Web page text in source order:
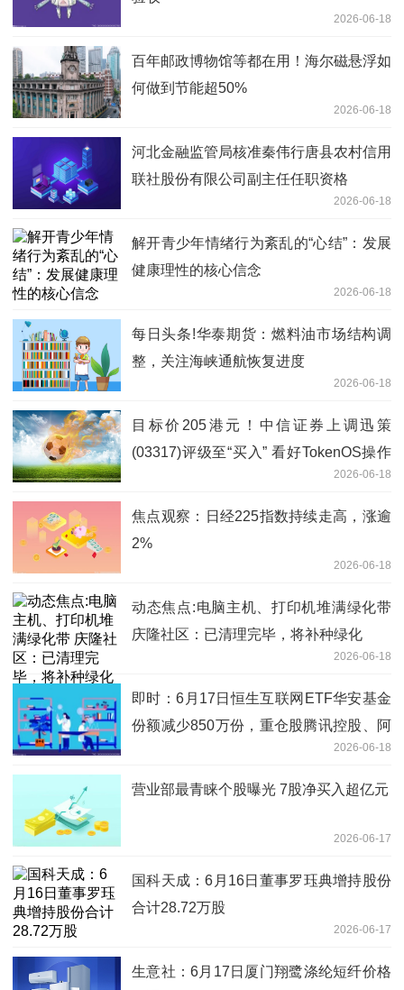
2026-06-18
百年邮政博物馆等都在用！海尔磁悬浮如
何做到节能超50%
2026-06-18
河北金融监管局核准秦伟行唐县农村信用
联社股份有限公司副主任任职资格
2026-06-18
解开青少年情绪行为紊乱的“心结”：发展
健康理性的核心信念
2026-06-18
每日头条!华泰期货：燃料油市场结构调
整，关注海峡通航恢复进度
2026-06-18
目标价205港元！中信证券上调迅策
(03317)评级至“买入” 看好TokenOS操作
2026-06-18
焦点观察：日经225指数持续走高，涨逾
2%
2026-06-18
动态焦点:电脑主机、打印机堆满绿化带
庆隆社区：已清理完毕，将补种绿化
2026-06-18
即时：6月17日恒生互联网ETF华安基金
份额减少850万份，重仓股腾讯控股、阿
2026-06-18
营业部最青睐个股曝光 7股净买入超亿元
2026-06-17
国科天成：6月16日董事罗珏典增持股份
合计28.72万股
2026-06-17
生意社：6月17日厦门翔鹭涤纶短纤价格